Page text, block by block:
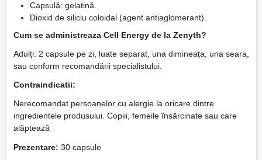
Capsulă: gelatină.
Dioxid de siliciu coloidal (agent antiaglomerant).
Cum se administreaza Cell Energy de la Zenyth?
Adulți: 2 capsule pe zi, luate separat, una dimineața, una seara,
sau conform recomandării specialistului.
Contraindicatii:
Nerecomandat persoanelor cu alergie la oricare dintre
ingredientele produsului. Copiii, femeile însărcinate sau care
alăptează
Prezentare: 30 capsule